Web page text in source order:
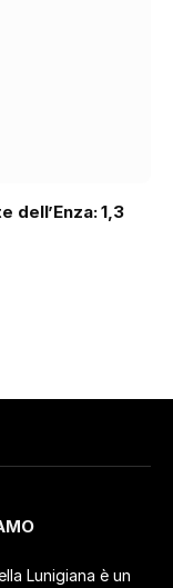
dell’Enza: 1,3
Lunigiana è un